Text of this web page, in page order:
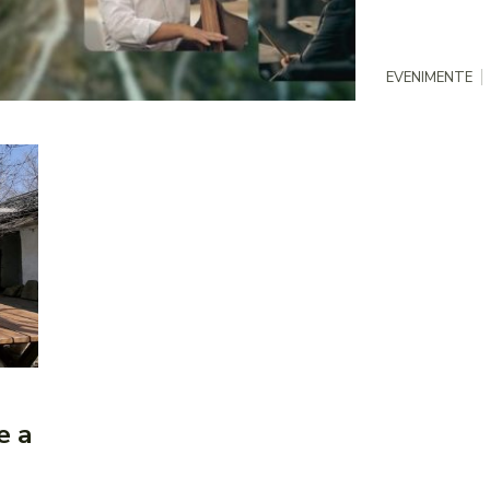
EVENIMENTE
a